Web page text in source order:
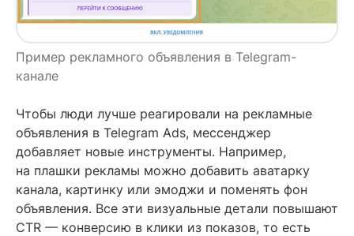
Пример рекламного объявления в Telegram-
канале
Чтобы люди лучше реагировали на рекламные
объявления в Telegram Ads, мессенджер
добавляет новые инструменты. Например,
на плашки рекламы можно добавить аватарку
канала, картинку или эмоджи и поменять фон
объявления. Все эти визуальные детали повышают
CTR — конверсию в клики из показов, то есть